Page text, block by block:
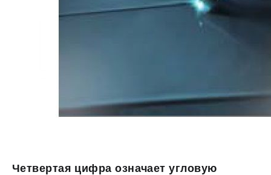
Четвертая цифра означает угловую